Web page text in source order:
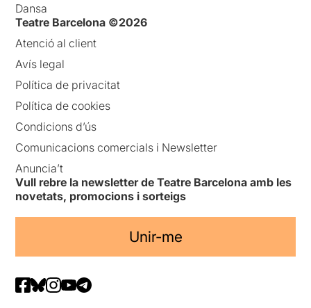
Dansa
Teatre Barcelona ©2026
Atenció al client
Avís legal
Política de privacitat
Política de cookies
Condicions d’ús
Comunicacions comercials i Newsletter
Anuncia’t
Vull rebre la newsletter de Teatre Barcelona amb les
novetats, promocions i sorteigs
Unir-me